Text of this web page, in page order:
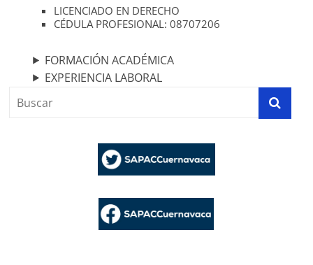
LICENCIADO EN DERECHO
CÉDULA PROFESIONAL: 08707206
FORMACIÓN ACADÉMICA
EXPERIENCIA LABORAL